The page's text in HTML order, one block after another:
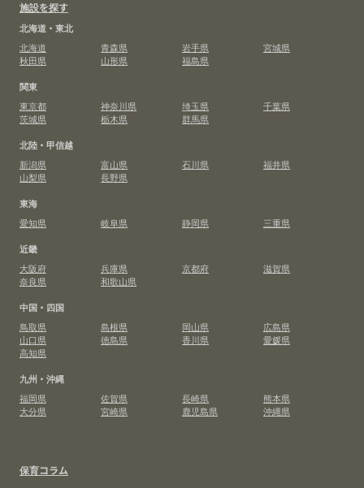
施設を探す
北海道・東北
北海道
青森県 岩手県
宮城県
秋田県
山形県
福島県
関東
東京都
神奈川県 埼玉県
千葉県
茨城県
栃木県
群馬県
北陸・甲信越
新潟県
富山県 石川県
福井県
山梨県
長野県
東海
愛知県
岐阜県 静岡県
三重県
近畿
大阪府
兵庫県 京都府
滋賀県
奈良県
和歌山県
中国・四国
鳥取県
島根県 岡山県
広島県
山口県
徳島県 香川県
愛媛県
高知県
九州・沖縄
福岡県
佐賀県 長崎県
熊本県
大分県
宮崎県 鹿児島県 沖縄県
保育コラム